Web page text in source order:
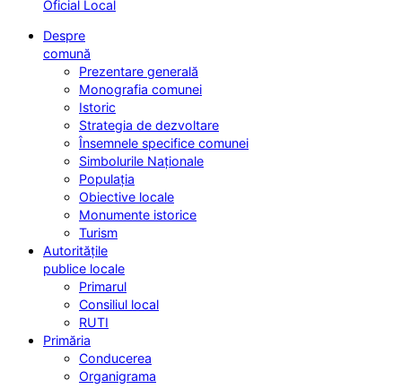
Oficial Local
Despre
comună
Prezentare generală
Monografia comunei
Istoric
Strategia de dezvoltare
Însemnele specifice comunei
Simbolurile Naționale
Populația
Obiective locale
Monumente istorice
Turism
Autoritățile
publice locale
Primarul
Consiliul local
RUTI
Primăria
Conducerea
Organigrama